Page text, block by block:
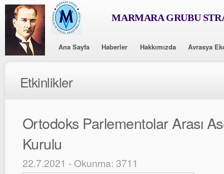
MARMARA GRUBU
Ana Sayfa Haberler Hakkımızda Avrasya
Etkinlikler
Ortodoks Parlementolar Arası
Kurulu
22.7.2021 - Okunma: 3711